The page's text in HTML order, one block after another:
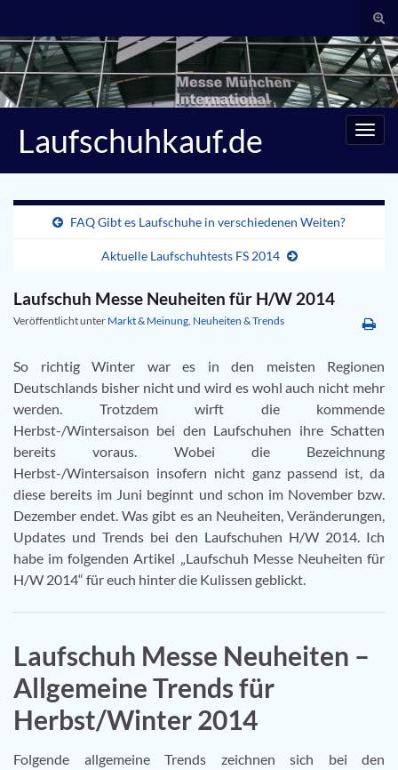
Search for:
Laufschuhkauf.de
FAQ Gibt es Laufschuhe in verschiedenen Weiten?
Aktuelle Laufschuhtests FS 2014
Laufschuh Messe Neuheiten für H/W 2014
Veröffentlicht unter Markt & Meinung Neuheiten & Trends
So richtig Winter war es in den meisten Regionen
Deutschlands bisher nicht und wird es wohl auch nicht mehr
werden. Trotzdem wirft die kommende
Herbst-/Wintersaison bei den Laufschuhen ihre Schatten
bereits voraus. Wobei die Bezeichnung
Herbst-/Wintersaison insofern nicht ganz passend ist, da
diese bereits im Juni beginnt und schon im November bzw.
Dezember endet. Was gibt es an Neuheiten, Veränderungen,
Updates und Trends bei den Laufschuhen H/W 2014. Ich
habe im folgenden Artikel „Laufschuh Messe Neuheiten für
H/W 2014“ für euch hinter die Kulissen geblickt.
Laufschuh Messe Neuheiten –
Allgemeine Trends für
Herbst/Winter 2014
Folgende allgemeine Trends zeichnen sich bei den